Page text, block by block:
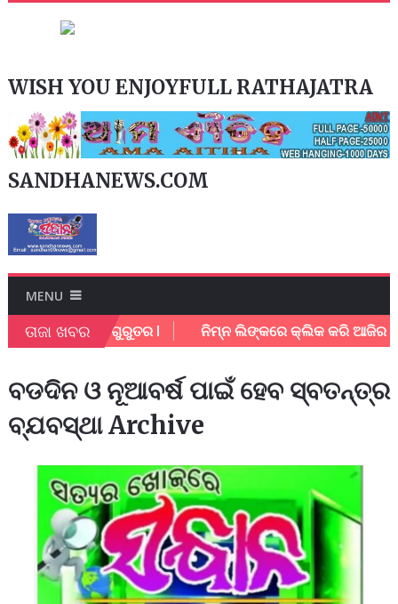
WISH YOU ENJOYFULL RATHAJATRA
SANDHANEWS.COM
MENU
ତାଜା ଖବର
ଥାନା କର୍ମଚାରି ଗୁରୁତର l ନିମ୍ନ ଲିଙ୍କରେ କ୍ଲିକ କରି ଆଜିର ଇ –
ବଡଦିନ ଓ ନୂଆବର୍ଷ ପାଇଁ ହେବ ସ୍ବତନ୍ତ୍ର
ବ୍ଯବସ୍ଥା Archive